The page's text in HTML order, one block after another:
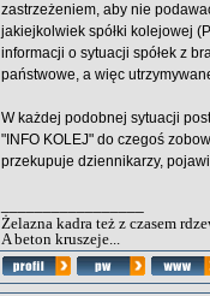
zastrzeżeniem, aby nie
jakiejkolwiek spółki kolejowej
informacji o sytuacji spółek z
państwowe, a więc
W każdej podobnej sytuacji
"INFO KOLEJ" do czegoś
przekupuje dziennikarzy,
Żelazna kadra też z czasem
A beton kruszeje...